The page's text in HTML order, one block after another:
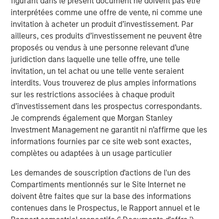
interprétées comme une offre de vente, ni comme une
invitation à acheter un produit d’investissement. Par
ailleurs, ces produits d’investissement ne peuvent être
proposés ou vendus à une personne relevant d’une
juridiction dans laquelle une telle offre, une telle
invitation, un tel achat ou une telle vente seraient
interdits. Vous trouverez de plus amples informations
sur les restrictions associées à chaque produit
d’investissement dans les prospectus correspondants.
Je comprends également que Morgan Stanley
Investment Management ne garantit ni n’affirme que les
informations fournies par ce site web sont exactes,
complètes ou adaptées à un usage particulier
Les demandes de souscription d'actions de l'un des
Compartiments mentionnés sur le Site Internet ne
doivent être faites que sur la base des informations
contenues dans le Prospectus, le Rapport annuel et le
Analyses mises en avant
ARTICLE